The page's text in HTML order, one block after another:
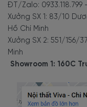
ĐT/Zalo:
Xưởng SX 1: 83/10
Hồ Chí Minh
Xưởng SX 2: 551/156/
Minh
Showroom 1: 160C